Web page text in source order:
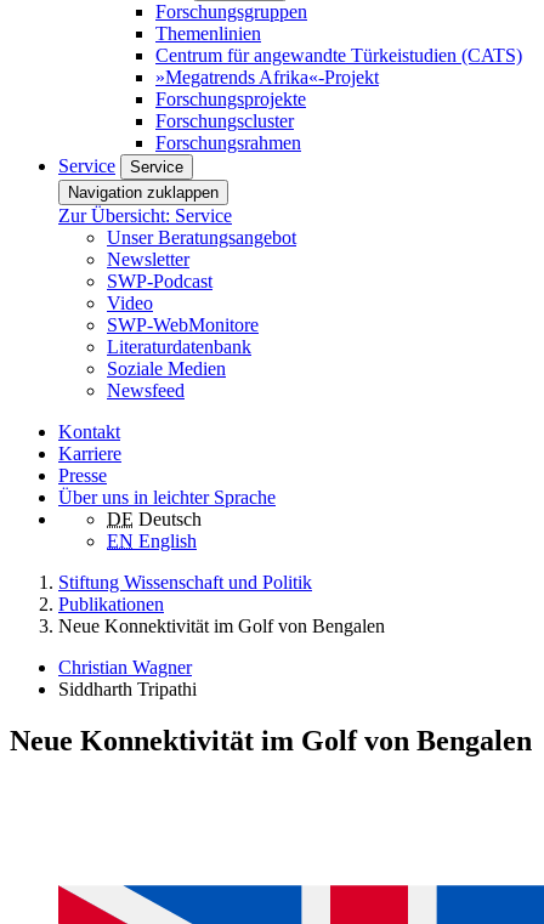
Forschungsgruppen
Themenlinien
Centrum für angewandte Türkeistudien (CATS)
»Megatrends Afrika«-Projekt
Forschungsprojekte
Forschungscluster
Forschungsrahmen
Service
Service
Navigation zuklappen
Zur Übersicht: Service
Unser Beratungsangebot
Newsletter
SWP-Podcast
Video
SWP-WebMonitore
Literaturdatenbank
Soziale Medien
Newsfeed
Kontakt
Karriere
Presse
Über uns in leichter Sprache
DE Deutsch
EN English
Stiftung Wissenschaft und Politik
Publikationen
Neue Konnektivität im Golf von Bengalen
Christian Wagner
Siddharth Tripathi
Neue Konnektivität im Golf von Bengalen